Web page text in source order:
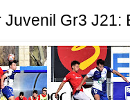
Gr3 J21: